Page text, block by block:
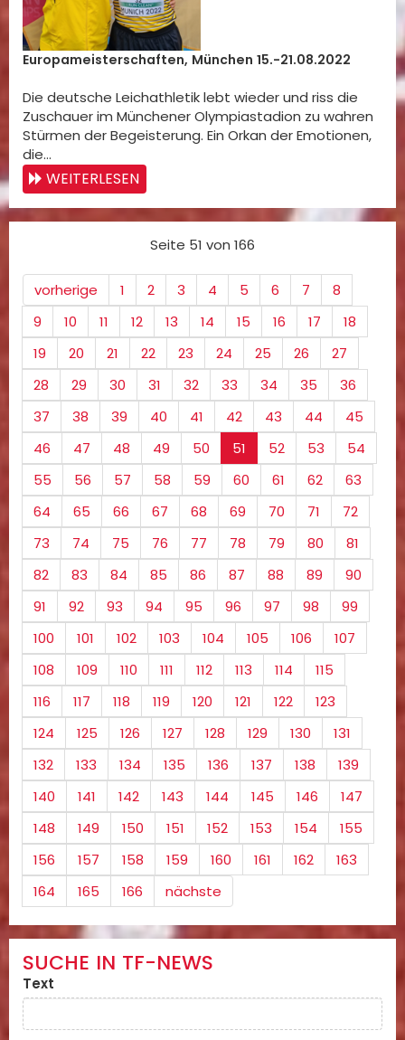
Europameisterschaften, München 15.-21.08.2022
Die deutsche Leichathletik lebt wieder und riss die
Zuschauer im Münchener Olympiastadion zu wahren
Stürmen der Begeisterung. Ein Orkan der Emotionen,
die…
WEITERLESEN
Seite 51 von 166
vorherige 1 2 3 4 5 6 7
8
9
10 11 12 13 14 15 16 17
18
19
20 21 22 23 24 25 26
27
28
29 30 31 32 33 34 35
36
37
38 39 40 41 42 43 44
45
46
47 48 49 50 51 52 53
54
55
56 57 58 59 60 61 62
63
64
65 66 67 68 69 70 71
72
73
74 75 76 77 78 79 80
81
82
83 84 85 86 87 88 89
90
91
92 93 94 95 96 97 98
99
100
101 102 103 104 105 106
107
108
109 110 111 112 113 114
115
116
117 118 119 120 121 122
123
124
125 126 127 128 129 130
131
132
133 134 135 136 137 138
139
140
141 142 143 144 145 146
147
148
149 150 151 152 153 154
155
156
157 158 159 160 161 162
163
164
165 166 nächste
SUCHE IN TF-NEWS
Text